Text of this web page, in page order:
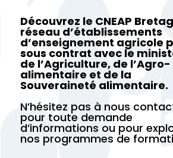
Découvrez le CNEAP
réseau d’établissements
d’enseignement agricole
sous contrat avec le
de l’Agriculture, de l’Agro-
alimentaire et de la
Souveraineté alimentaire.
N’hésitez pas à nous
pour toute demande
d’informations ou pour
nos programmes de